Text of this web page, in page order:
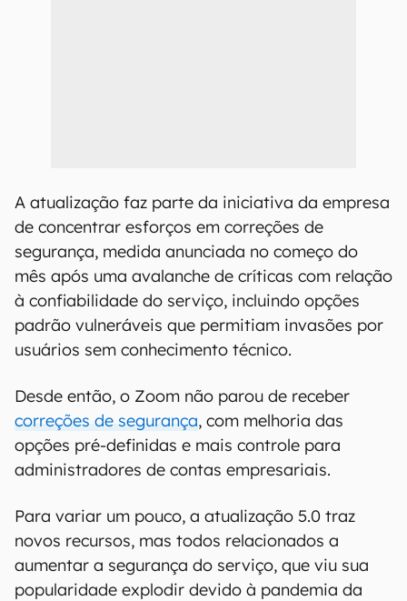
A atualização faz parte da iniciativa da empresa
de concentrar esforços em correções de
segurança, medida anunciada no começo do
mês após uma avalanche de críticas com relação
à confiabilidade do serviço, incluindo opções
padrão vulneráveis que permitiam invasões por
usuários sem conhecimento técnico.
Desde então, o Zoom não parou de receber
correções de segurança, com melhoria das
opções pré-definidas e mais controle para
administradores de contas empresariais.
Para variar um pouco, a atualização 5.0 traz
novos recursos, mas todos relacionados a
aumentar a segurança do serviço, que viu sua
popularidade explodir devido à pandemia da